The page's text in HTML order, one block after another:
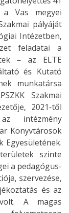
Vas megyei
pályáját
Intézetben,
feladatai a
– az ELTE
és Kutató
munkatársa
Szakmai
2021-től
intézmény
Könyvtárosok
Egyesületének.
szinte
a pedagógus-
szervezése,
és az
A magas